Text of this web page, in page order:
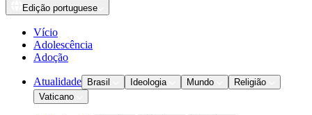
Edição portuguese
Vício
Adolescência
Adoção
Atualidade Brasil Ideologia Mundo
Religião
Vaticano